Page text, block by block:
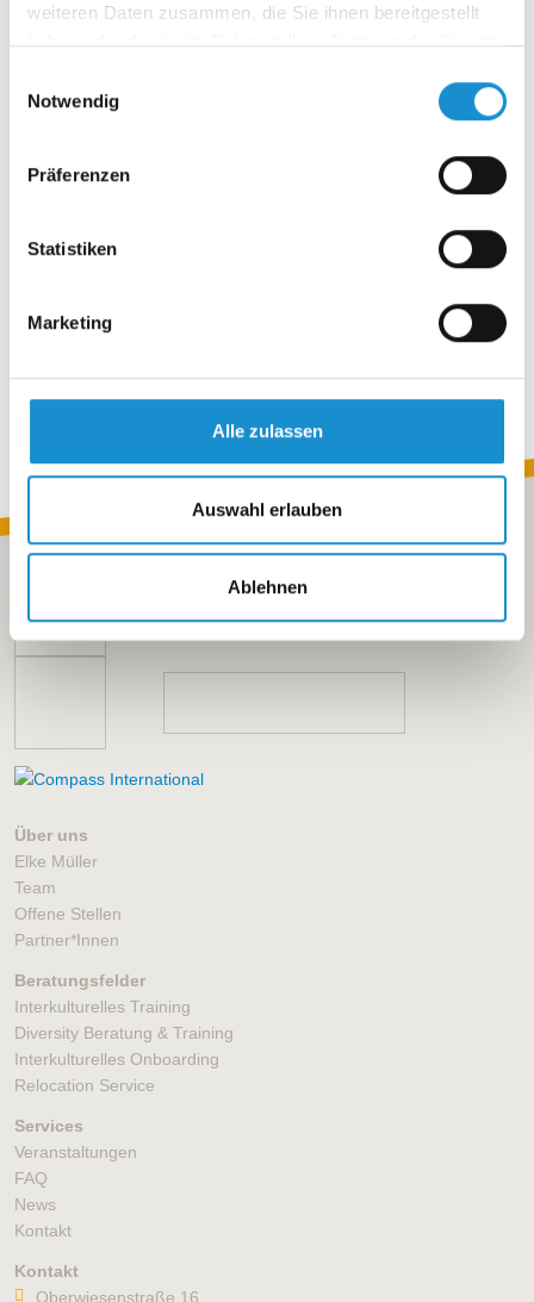
weiteren Daten zusammen, die Sie ihnen bereitgestellt
haben oder die sie im Rahmen Ihrer Nutzung der Dienste
Notwendig
Präferenzen
Statistiken
Marketing
Alle zulassen
Auswahl erlauben
Ablehnen
Juni 2020(1 Eintrag)
April 2020(1 Eintrag)
2019
August 2019
Juni 2019
März 2019
(1 Eintrag)
Über uns
Elke Müller
Team
Offene Stellen
Partner*Innen
Beratungsfelder
Interkulturelles Training
Diversity Beratung & Training
Interkulturelles Onboarding
Relocation Service
Services
Veranstaltungen
FAQ
News
Kontakt
Kontakt
Oberwiesenstraße 16